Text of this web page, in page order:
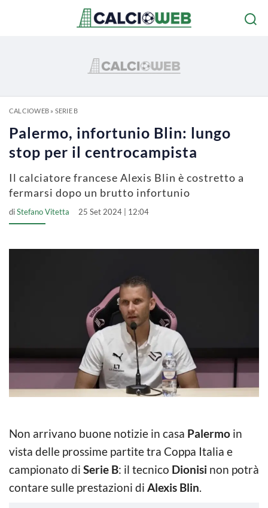
CALCIOWEB» SERIE B
Palermo, infortunio Blin: lungo
stop per il centrocampista
Il calciatore francese Alexis Blin è costretto a
fermarsi dopo un brutto infortunio
diStefano Vitetta 25 Set 2024 | 12:04
Non arrivano buone notizie in casa Palermo in
vista delle prossime partite tra Coppa Italia e
campionato di Serie B: il tecnico Dionisi non potrà
contare sulle prestazioni di Alexis Blin.